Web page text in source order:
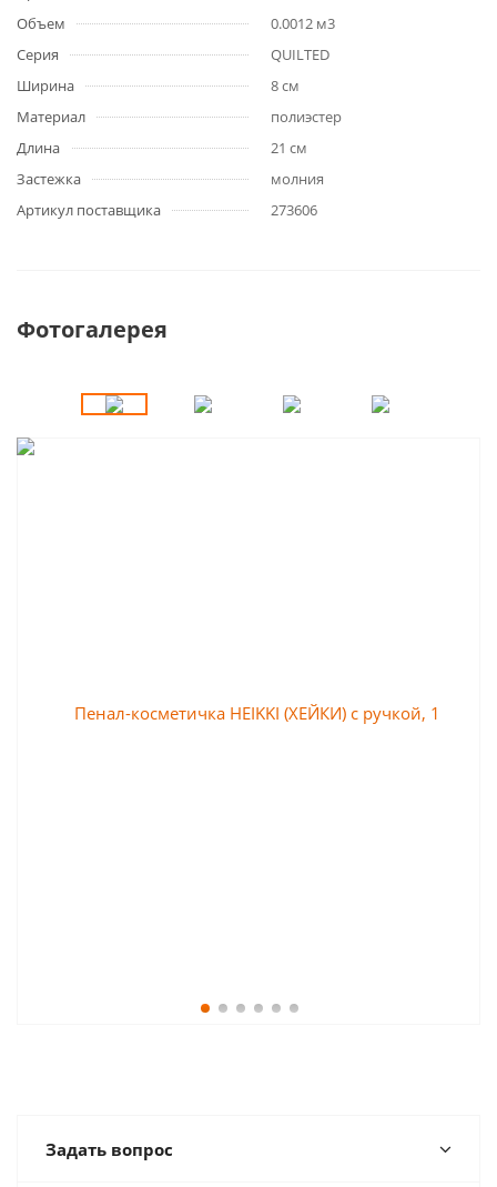
Объем
0.0012 м3
Серия
QUILTED
Ширина
8 см
Материал
полиэстер
Длина
21 см
Застежка
молния
Артикул поставщика
273606
Фотогалерея
Задать вопрос